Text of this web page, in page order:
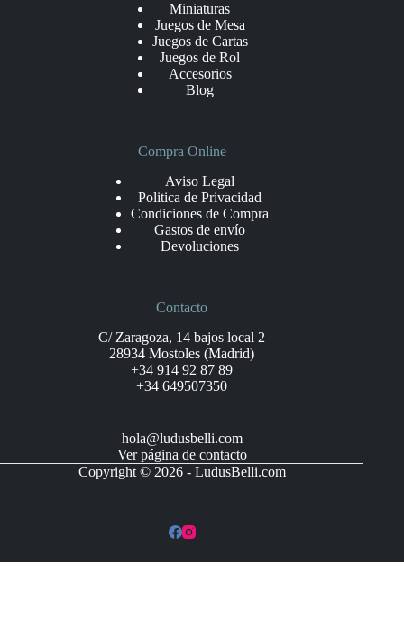
Miniaturas
Juegos de Mesa
Juegos de Cartas
Juegos de Rol
Accesorios
Blog
Compra Online
Aviso Legal
Politica de Privacidad
Condiciones de Compra
Gastos de envío
Devoluciones
Contacto
C/ Zaragoza, 14 bajos local 2
28934 Mostoles (Madrid)
+34 914 92 87 89
+34 649507350
hola@ludusbelli.com
Ver página de contacto
Copyright © 2026 - LudusBelli.com